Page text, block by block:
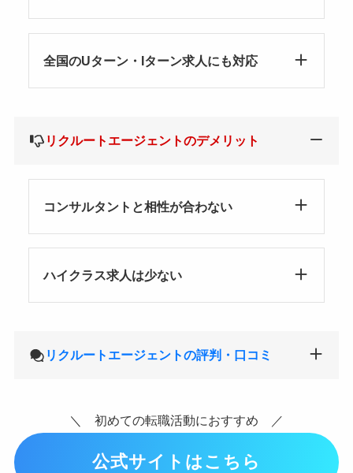
全国のUターン・Iターン求人にも対応
リクルートエージェントのデメリット
コンサルタントと相性が合わない
ハイクラス求人は少ない
リクルートエージェントの評判・口コミ
＼ 初めての転職活動におすすめ ／
公式サイトはこちら